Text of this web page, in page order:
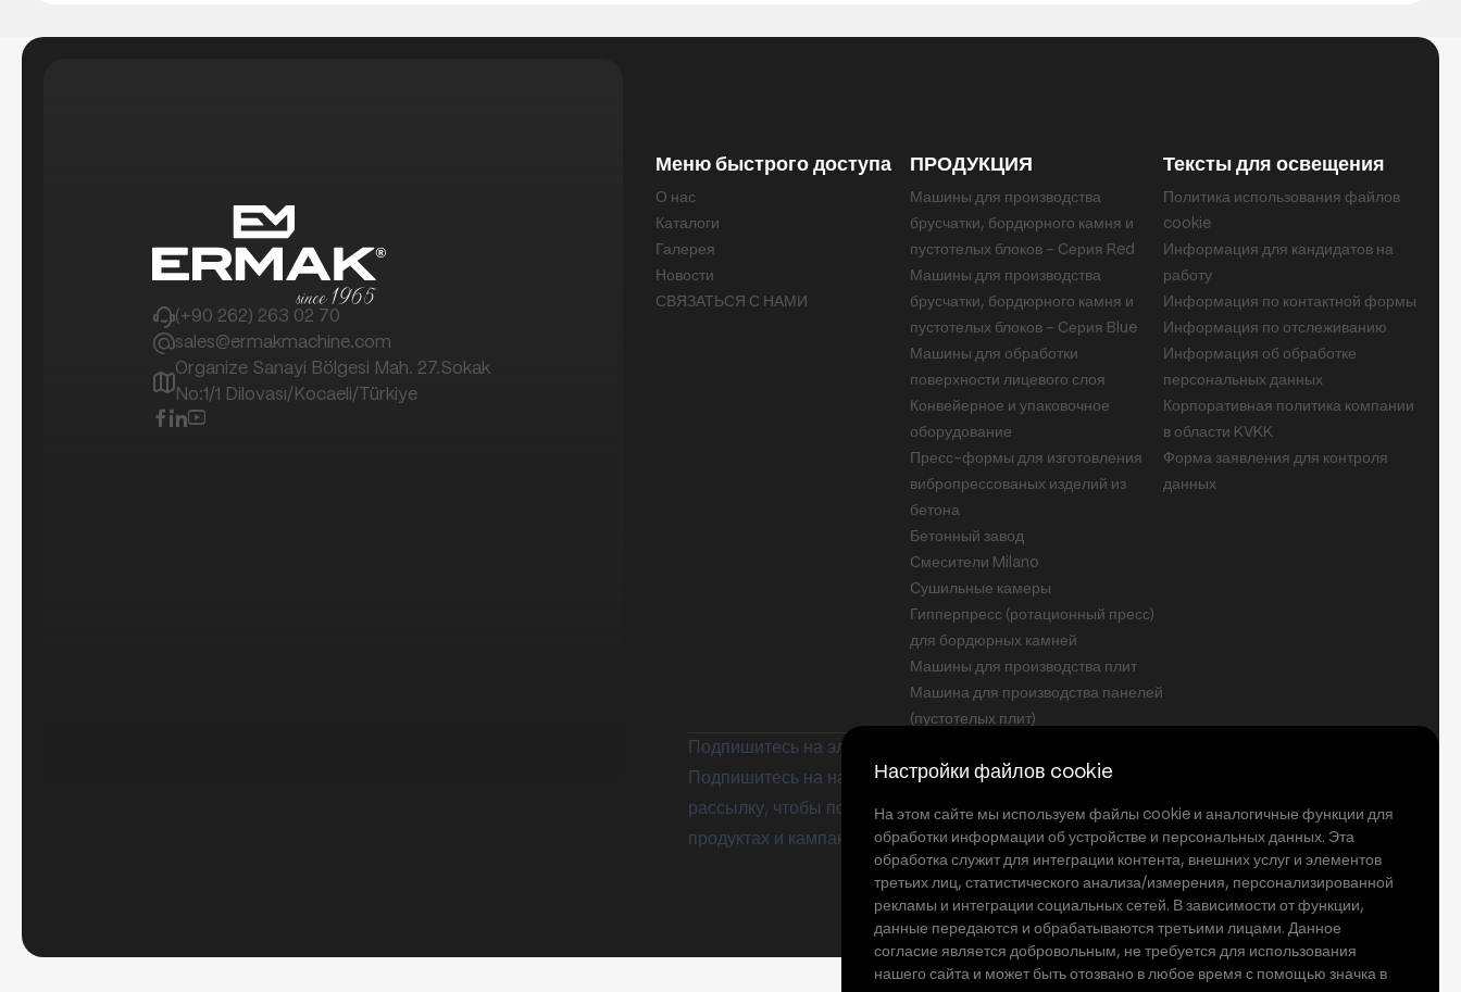
(+90 262) 263 02 70
sales@ermakmachine.com
Organize Sanayi Bölgesi Mah. 27.Sokak
No:1/1 Dilovası/Kocaeli/Türkiye
Меню быстрого доступа
О нас
Каталоги
Галерея
Новости
СВЯЗАТЬСЯ С НАМИ
ПРОДУКЦИЯ
Машины для производства
брусчатки, бордюрного камня и
пустотелых блоков – Серия Red
Машины для производства
брусчатки, бордюрного камня и
пустотелых блоков – Серия Blue
Машины для обработки
поверхности лицевого слоя
Конвейерное и упаковочное
оборудование
Пресс-формы для изготовления
вибропрессованых изделий из
бетона
Бетонный завод
Смесители Milano
Сушильные камеры
Гипперпресс (ротационный пресс)
для бордюрных камней
Машины для производства плит
Машина для производства панелей
(пустотелых плит)
Тексты для освещения
Политика использования файлов
cookie
Информация для кандидатов на
работу
Информация по контактной формы
Информация по отслеживанию
Информация об обработке
персональных данных
Корпоративная политика компании
в области KVKK
Форма заявления для контроля
данных
Подпишитесь на электронную рассылку
Подпишитесь на нашу электронную
рассылку, чтобы получать информацию о
продуктах и кампаниях.
По скользящей
разъяснениями и текст с явным
согласиемЯ принимаю.
Настройки файлов cookie
На этом сайте мы используем файлы cookie и аналогичные функции для
обработки информации об устройстве и персональных данных. Эта
обработка служит для интеграции контента, внешних услуг и элементов
третьих лиц, статистического анализа/измерения, персонализированной
рекламы и интеграции социальных сетей. В зависимости от функции,
данные передаются и обрабатываются третьими лицами. Данное
согласие является добровольным, не требуется для использования
нашего сайта и может быть отозвано в любое время с помощью значка в